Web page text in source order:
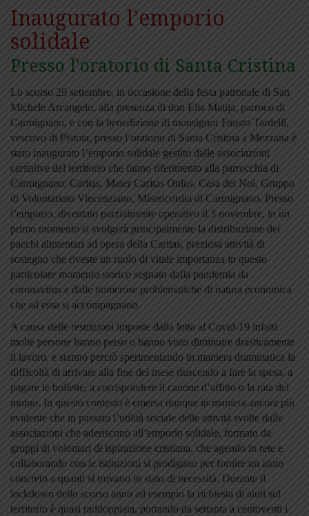
Inaugurato l’emporio
solidale
Presso l'oratorio di Santa Cristina
Lo scorso 29 settembre, in occasione della festa patronale di San
Michele Arcangelo, alla presenza di don Elia Matija, parroco di
Carmignano, e con la benedizione di monsignor Fausto Tardelli,
vescovo di Pistoia, presso l’oratorio di Santa Cristina a Mezzana è
stato inaugurato l’emporio solidale gestito dalle associazioni
caritative del territorio che fanno riferimento alla parrocchia di
Carmignano: Caritas, Mater Caritas Onlus, Casa del Noi, Gruppo
di Volontariato Vincenziano, Misericordia di Carmignano. Presso
l’emporio, diventato parzialmente operativo il 3 novembre, in un
primo momento si svolgerà principalmente la distribuzione dei
pacchi alimentari ad opera della Caritas, preziosa attività di
sostegno che riveste un ruolo di vitale importanza in questo
particolare momento storico segnato dalla pandemia da
coronavirus e dalle numerose problematiche di natura economica
che ad essa si accompagnano.
A causa delle restrizioni imposte dalla lotta al Covid-19 infatti
molte persone hanno perso o hanno visto diminuire drasticamente
il lavoro, e stanno perciò sperimentando in maniera drammatica la
difficoltà di arrivare alla fine del mese riuscendo a fare la spesa, a
pagare le bollette, a corrispondere il canone d’affitto o la rata del
mutuo. In questo contesto è emersa dunque in maniera ancora più
evidente che in passato l’utilità sociale delle attività svolte dalle
associazioni che aderiscono all’emporio solidale, formato da
gruppi di volontari di ispirazione cristiana, che agendo in rete e
collaborando con le istituzioni si prodigano per fornire un aiuto
concreto a quanti si trovano in stato di necessità. Durante il
lockdown dello scorso anno ad esempio la richiesta di aiuti sul
territorio è quasi raddoppiata, portando da settanta a centoventi i